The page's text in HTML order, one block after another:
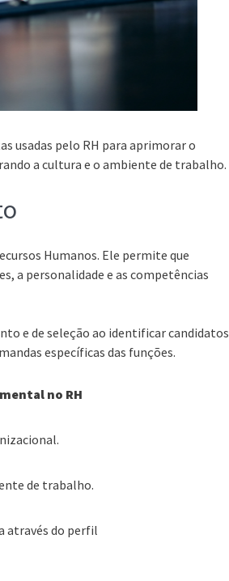
usadas pelo RH para aprimorar o
a cultura e o ambiente de trabalho.
Humanos. Ele permite que
a personalidade e as competências
e de seleção ao identificar candidatos
específicas das funções.
no RH
de trabalho.
através do perfil